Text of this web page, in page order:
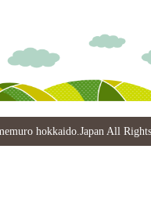
hokkaido.Japan All